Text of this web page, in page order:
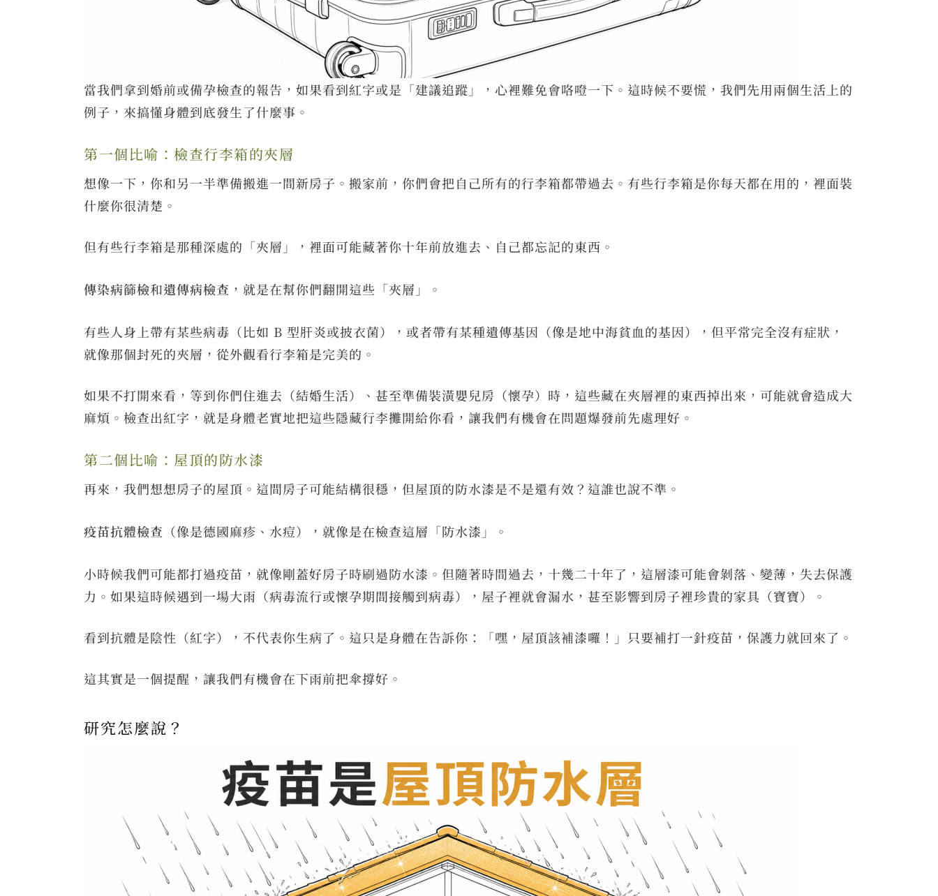
當我們拿到婚前或備孕檢查的報告，如果看到紅字或是「建議追蹤」，心裡難免會咯噔一下。這時候不要慌，我們先用兩個生活上的
例子，來搞懂身體到底發生了什麼事。
第一個比喻：檢查行李箱的夾層
想像一下，你和另一半準備搬進一間新房子。搬家前，你們會把自己所有的行李箱都帶過去。有些行李箱是你每天都在用的，裡面裝
什麼你很清楚。
但有些行李箱是那種深處的「夾層」，裡面可能藏著你十年前放進去、自己都忘記的東西。
傳染病篩檢和遺傳病檢查 ，就是在幫你們翻開這些「夾層」。
有些人身上帶有某些病毒（比如 B 型肝炎或披衣菌），或者帶有某種遺傳基因（像是地中海貧血的基因），但平常完全沒有症狀，
就像那個封死的夾層，從外觀看行李箱是完美的。
如果不打開來看，等到你們住進去（結婚生活）、甚至準備裝潢嬰兒房（懷孕）時，這些藏在夾層裡的東西掉出來，可能就會造成大
麻煩。檢查出紅字，就是身體老實地把這些隱藏行李攤開給你看，讓我們有機會在問題爆發前先處理好。
第二個比喻：屋頂的防水漆
再來，我們想想房子的屋頂。這間房子可能結構很穩，但屋頂的防水漆是不是還有效？這誰也說不準。
疫苗抗體檢查 （像是德國麻疹、水痘），就像是在檢查這層「防水漆」。
小時候我們可能都打過疫苗，就像剛蓋好房子時刷過防水漆。但隨著時間過去，十幾二十年了，這層漆可能會剝落、變薄，失去保護
力。如果這時候遇到一場大雨（病毒流行或懷孕期間接觸到病毒），屋子裡就會漏水，甚至影響到房子裡珍貴的家具（寶寶）。
看到抗體是陰性（紅字），不代表你生病了。這只是身體在告訴你：「嘿，屋頂該補漆囉！」只要補打一針疫苗，保護力就回來了。
這其實是一個提醒，讓我們有機會在下雨前把傘撐好。
研究怎麼說？